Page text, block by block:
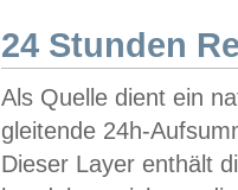
24 Stunden
Als Quelle dient ein
gleitende 24h-
Dieser Layer enthält